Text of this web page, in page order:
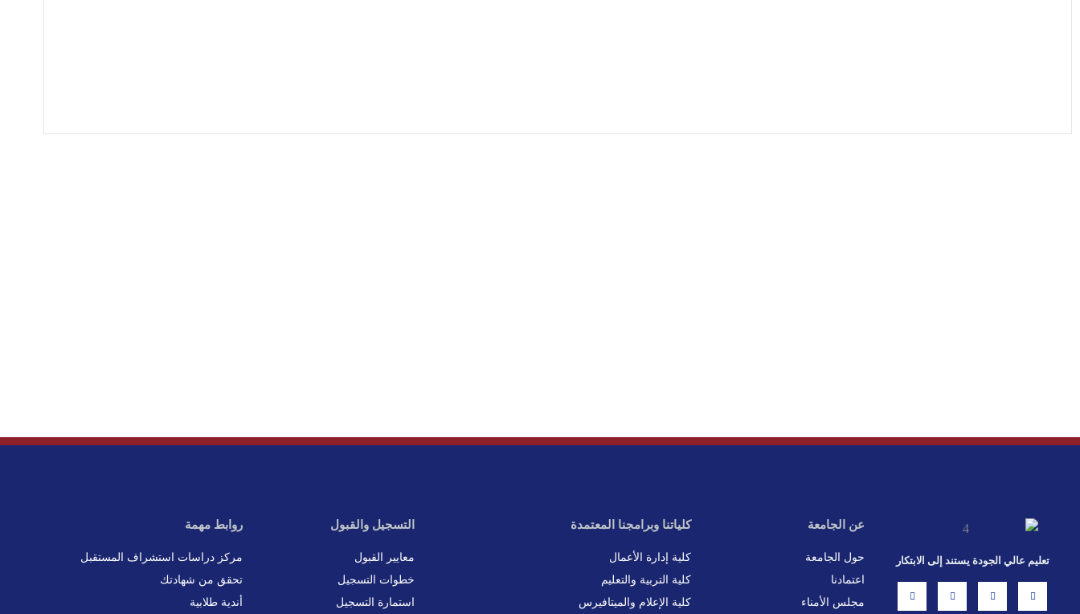
تعليم عالي الجودة يستند إلى الابتكار
n
a
-
i
عن الجامعة
حول الجامعة
اعتمادنا
مجلس الأمناء
كلياتنا وبرامجنا المعتمدة
كلية إدارة الأعمال
كلية التربية والتعليم
كلية الإعلام والميتافيرس
التسجيل والقبول
معايير القبول
خطوات التسجيل
استمارة التسجيل
روابط مهمة
مركز دراسات استشراف المستقبل
تحقق من شهادتك
أندية طلابية